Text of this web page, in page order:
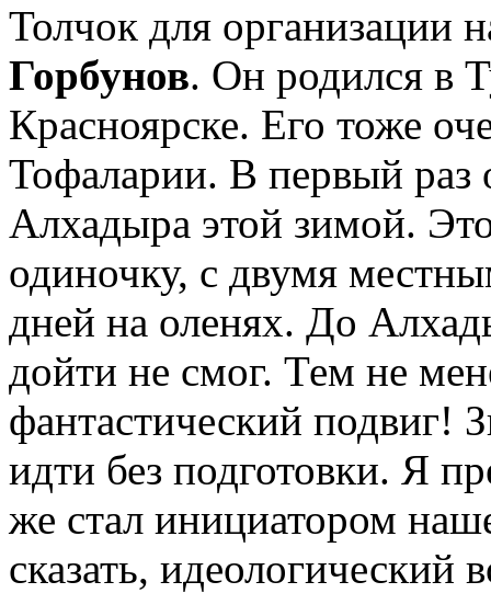
Толчок для организации
Горбунов. Он родился в
Красноярске. Его тоже
Тофаларии. В первый раз
Алхадыра этой зимой.
одиночку, с двумя
дней на оленях. До
дойти не смог. Тем не
фантастический подвиг!
идти без подготовки. Я
же стал инициатором
сказать, идеологический